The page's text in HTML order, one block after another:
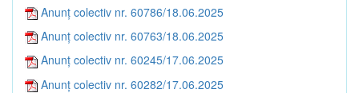
Anunț colectiv nr. 60786/18.06.2025
Anunț colectiv nr. 60763/18.06.2025
Anunț colectiv nr. 60245/17.06.2025
Anunț colectiv nr. 60282/17.06.2025